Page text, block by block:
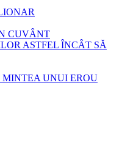
CUVÂNT
ASTFEL ÎNCÂT SĂ
UNUI EROU